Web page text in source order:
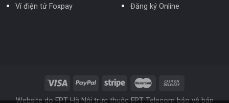
Ví điện tử Foxpay Đăng ký Online
Website do FPT Hà Nội trực thuộc FPT Telecom bảo vệ bản